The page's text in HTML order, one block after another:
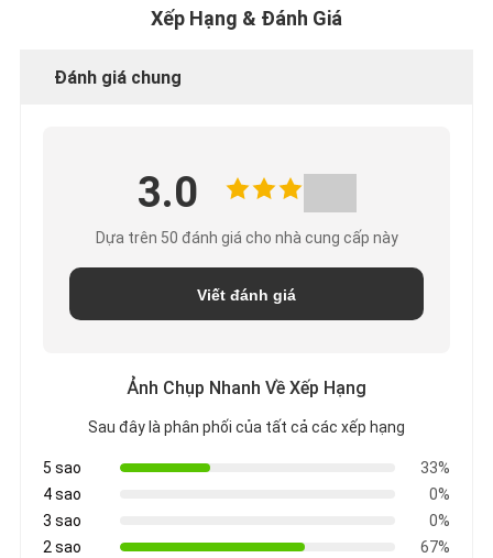
Xếp Hạng & Đánh Giá
Đánh giá chung
3.0
Dựa trên 50 đánh giá cho nhà cung cấp này
Viết đánh giá
Ảnh Chụp Nhanh Về Xếp Hạng
Sau đây là phân phối của tất cả các xếp hạng
5 sao
33%
4 sao
0%
3 sao
0%
2 sao
67%